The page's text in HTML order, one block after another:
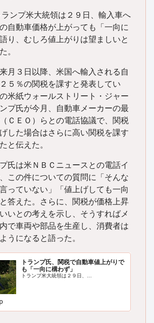
ランプ米大統領は２９日、輸入車へ
自動車価格が上がっても「一向に
り、むしろ値上がりは望ましいと
。
月３日以降、米国へ輸入される自
５％の関税を課すと発表してい
米紙ウォールストリート・ジャー
プ氏が今月、自動車メーカーの最
ＣＥＯ）らとの電話協議で、関税
した場合はさらに高い関税を課す
と伝えた。
氏は米ＮＢＣニュースとの電話イ
この件についての質問に「そんな
っていない」「値上げしても一向
答えた。さらに、関税が価格上昇
いとの考えを示し、そうすればメ
で車両や部品を生産し、消費者は
うになると語った。
トランプ氏、関税で自動車値上がりで
も「一向に構わず」
トランプ米大統領は２９日、…